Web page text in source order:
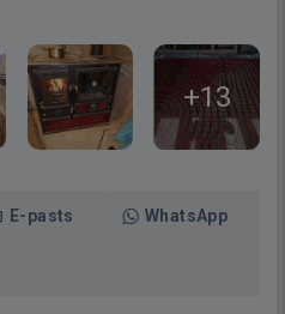
+13
E-pasts WhatsApp